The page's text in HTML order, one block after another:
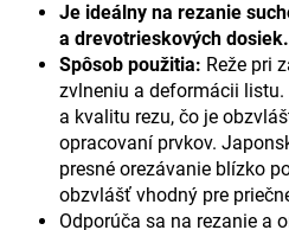
Je ideálny na rezanie
a drevotrieskových dosiek.
Spôsob použitia: Reže pri
zvlneniu a deformácii
a kvalitu rezu, čo je
opracovaní prvkov.
presné orezávanie blízko
obzvlášť vhodný pre
Odporúča sa na rezanie a